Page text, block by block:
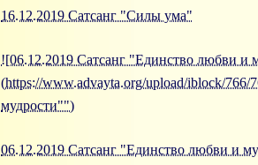
16.12.2019 Сатсанг "Силы ума"
![06.12.2019 Сатсанг "Единство любви и
(https://www.advayta.org/upload/iblock/
мудрости"")
06.12.2019 Сатсанг "Единство любви и